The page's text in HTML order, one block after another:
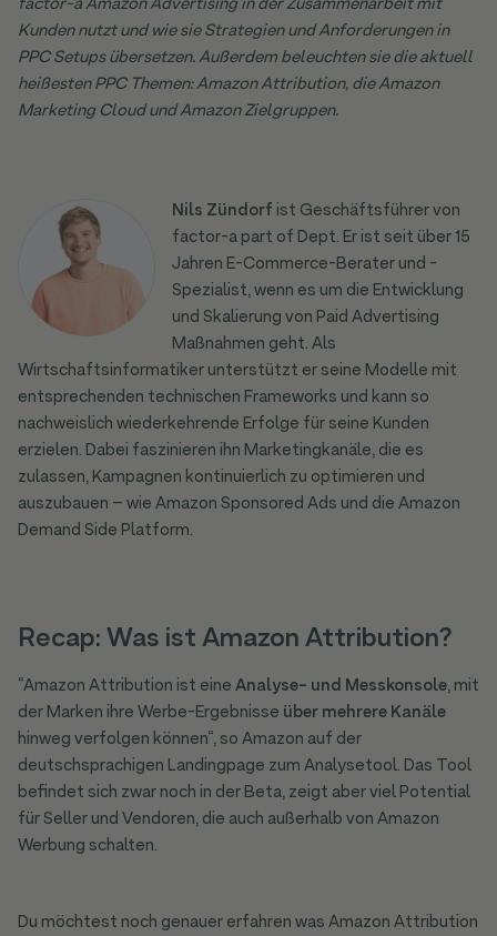
factor-a Amazon Advertising in der Zusammenarbeit mit
Kunden nutzt und wie sie Strategien und Anforderungen in
PPC Setups übersetzen. Außerdem beleuchten sie die aktuell
heißesten PPC Themen: Amazon Attribution, die Amazon
Marketing Cloud und Amazon Zielgruppen.
Nils Zündorf ist Geschäftsführer von
factor-a part of Dept. Er ist seit über 15
Jahren E-Commerce-Berater und -
Spezialist, wenn es um die Entwicklung
und Skalierung von Paid Advertising
Maßnahmen geht. Als
Wirtschaftsinformatiker unterstützt er seine Modelle mit
entsprechenden technischen Frameworks und kann so
nachweislich wiederkehrende Erfolge für seine Kunden
erzielen. Dabei faszinieren ihn Marketingkanäle, die es
zulassen, Kampagnen kontinuierlich zu optimieren und
auszubauen – wie Amazon Sponsored Ads und die Amazon
Demand Side Platform.
Recap: Was ist Amazon Attribution?
“Amazon Attribution ist eineAnalyse- und Messkonsole, mit
der Marken ihre Werbe-Ergebnisse über mehrere Kanäle
hinweg verfolgen können“, so Amazon auf der
deutschsprachigen Landingpage zum Analysetool. Das Tool
befindet sich zwar noch in der Beta, zeigt aber viel Potential
für Seller und Vendoren, die auch außerhalb von Amazon
Werbung schalten.
Du möchtest noch genauer erfahren was Amazon Attribution